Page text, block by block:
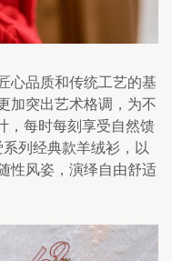
心品质和传统工艺的基
加突出艺术格调，为不
，每时每刻享受自然馈
列经典款羊绒衫，以
性风姿，演绎自由舒适